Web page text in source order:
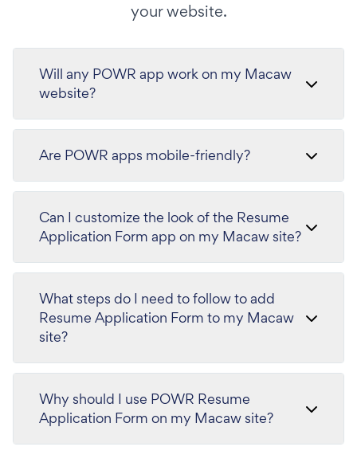
your website.
Will any POWR app work on my Macaw
website?
Are POWR apps mobile-friendly?
Can I customize the look of the Resume
Application Form app on my Macaw site?
What steps do I need to follow to add
Resume Application Form to my Macaw
site?
Why should I use POWR Resume
Application Form on my Macaw site?